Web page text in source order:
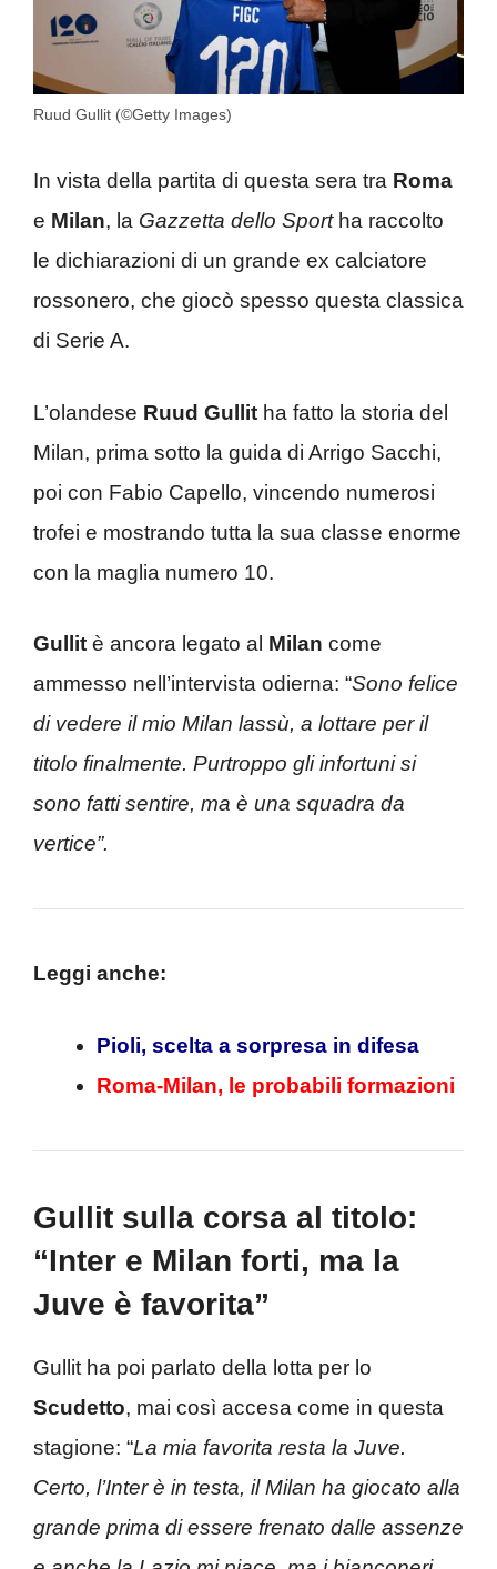
Ruud Gullit (©Getty Images)
In vista della partita di questa sera tra Roma
e Milan, la Gazzetta dello Sport ha raccolto
le dichiarazioni di un grande ex calciatore
rossonero, che giocò spesso questa classica
di Serie A.
L’olandese Ruud Gullit ha fatto la storia del
Milan, prima sotto la guida di Arrigo Sacchi,
poi con Fabio Capello, vincendo numerosi
trofei e mostrando tutta la sua classe enorme
con la maglia numero 10.
Gullit è ancora legato al Milan come
ammesso nell’intervista odierna: “Sono felice
di vedere il mio Milan lassù, a lottare per il
titolo finalmente. Purtroppo gli infortuni si
sono fatti sentire, ma è una squadra da
vertice”.
Leggi anche:
Pioli, scelta a sorpresa in difesa
Roma-Milan, le probabili formazioni
Gullit sulla corsa al titolo:
“Inter e Milan forti, ma la
Juve è favorita”
Gullit ha poi parlato della lotta per lo
Scudetto, mai così accesa come in questa
stagione: “La mia favorita resta la Juve.
Certo, l’Inter è in testa, il Milan ha giocato alla
grande prima di essere frenato dalle assenze